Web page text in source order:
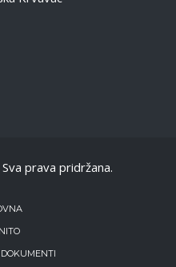
prava pridržana.